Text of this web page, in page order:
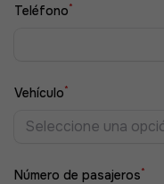
Teléfono*
Vehículo*
Seleccione una
Número de pasajeros*